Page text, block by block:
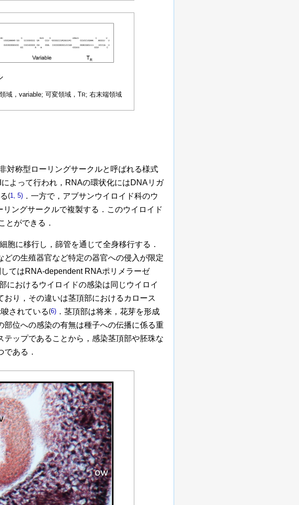
viroid（ナシブリスタキャンカーウイロイド）
Coleus blumei viroid 2
病理学会植物ウイルス分類委員会の表記に従った．
域，variable; 可変領域，TR; 右末端領域
対称型ローリングサークルと呼ばれる様式
よって行われ，RNAの環状化にはDNAリガ
(1, 5) ．一方で，アブサンウイロイド科のウ
ングサークルで複製する．このウイロイド
とができる．
胞に移行し，篩管を通じて全身移行する．
の生殖器官など特定の器官への侵入が限定
てはRNA-dependent RNAポリメラーゼ
におけるウイロイドの感染は同じウイロイ
り，その違いは茎頂部におけるカロース
されている(6) ．茎頂部は将来，花芽を形成
位への感染の有無は種子への伝播に係る重
ップであることから，感染茎頂部や胚珠な
ある．